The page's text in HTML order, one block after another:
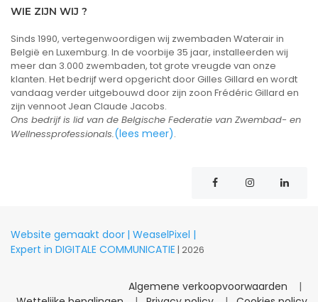
WIE ZIJN WIJ ?
Sinds 1990, vertegenwoordigen wij zwembaden Waterair in
België en Luxemburg. In de voorbije 35 jaar, installeerden wij
meer dan 3.000 zwembaden, tot grote vreugde van onze
klanten. Het bedrijf werd opgericht door Gilles Gillard en wordt
vandaag verder uitgebouwd door zijn zoon Frédéric Gillard en
zijn vennoot Jean Claude Jacobs.
Ons bedrijf is lid van de Belgische Federatie van Zwembad- en
Wellnessprofessionals.(lees meer).
Website gemaakt door | WeaselPixel |
Expert in DIGITALE COMMUNICATIE | 2026
Algemene verkoopvoorwaarden
|